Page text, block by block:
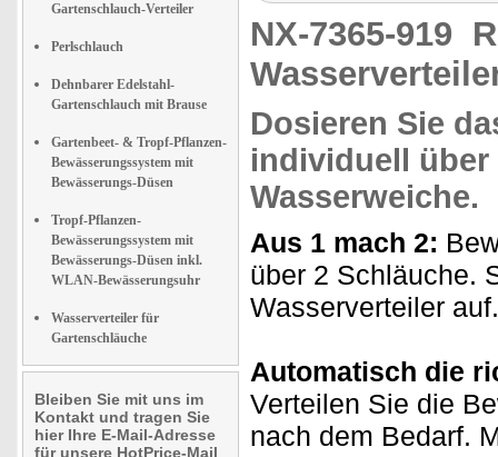
Gartenschlauch-Verteiler
Perlschlauch
Dehnbarer Edelstahl-
Gartenschlauch mit Brause
Gartenbeet- & Tropf-Pflanzen-
Bewässerungssystem mit
Bewässerungs-Düsen
Tropf-Pflanzen-
Bewässerungssystem mit
Bewässerungs-Düsen inkl.
WLAN-Bewässerungsuhr
Wasserverteiler für
Gartenschläuche
Bleiben Sie mit uns im
Kontakt und tragen Sie
hier Ihre E-Mail-Adresse
für unsere HotPrice-Mail
NX-7365-919
Dosieren Sie
individuell über
Wasserweiche.
Aus 1 mach 2:
über 2 Schläuche.
Wasserverteiler auf.
Automatisch die
Verteilen Sie die
nach dem Bedarf.